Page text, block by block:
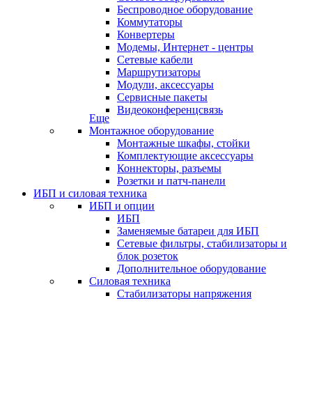
Беспроводное оборудование
Коммутаторы
Конвертеры
Модемы, Интернет - центры
Сетевые кабели
Маршрутизаторы
Модули, аксессуары
Сервисные пакеты
Видеоконференцсвязь
Еще
Монтажное оборудование
Монтажные шкафы, стойки
Комплектующие аксессуары
Коннекторы, разъемы
Розетки и патч-панели
ИБП и силовая техника
ИБП и опции
ИБП
Заменяемые батареи для ИБП
Сетевые фильтры, стабилизаторы и
блок розеток
Дополнительное оборудование
Силовая техника
Стабилизаторы напряжения